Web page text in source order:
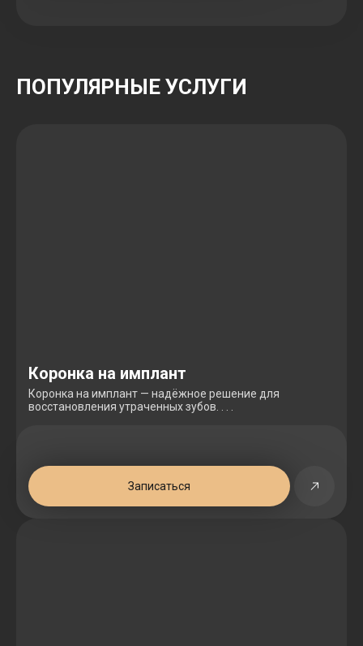
ПОПУЛЯРНЫЕ УСЛУГИ
Коронка на имплант
Коронка на имплант — надёжное решение для
восстановления утраченных зубов. . . .
Записаться